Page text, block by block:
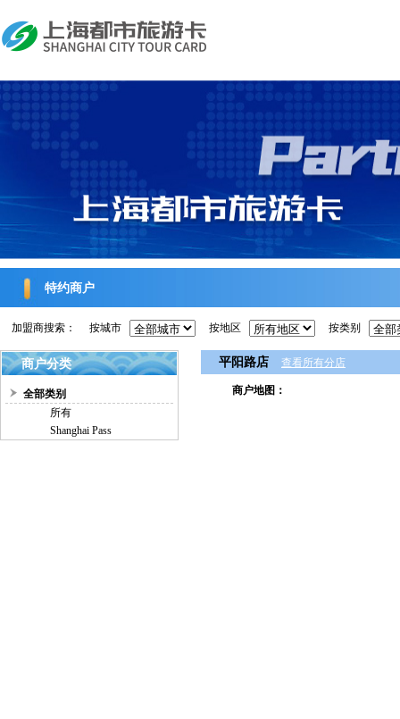
特约商户
加盟商搜索： 按城市 按地区 按类别
商户分类
全部类别
所有
Shanghai Pass
平阳路店 查看所有分店
商户地图：